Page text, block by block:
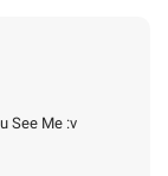
See Me :v